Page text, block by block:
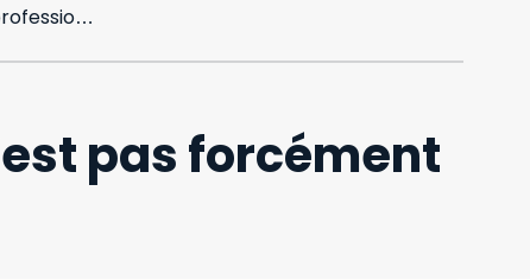
La SCI bénéficiaire d’un cautionnement n’est pas forcément un créancier professionnel
pas forcément